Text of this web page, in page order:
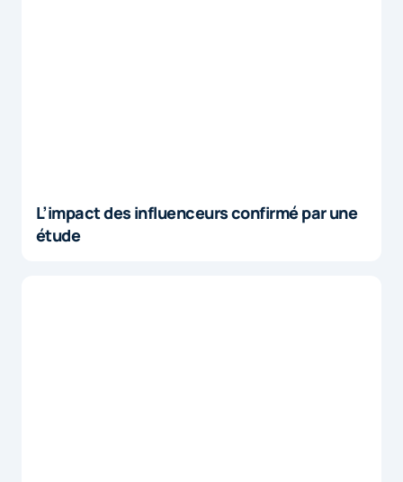
L’impact des influenceurs confirmé par une
étude